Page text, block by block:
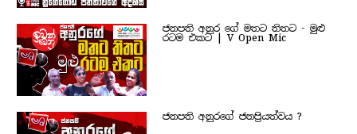
ජනපති අනුර ගේ මතට තිතට - මුළු
රටම එකට | V Open Mic
ජනපති අනුරගේ ජනප්‍රියත්වය ?